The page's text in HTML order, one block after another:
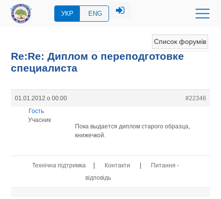
УКР ENG
Список форумів
Re:Re: Диплом о переподготовке
специалиста
01.01.2012 о 00:00
#22346
Гость
Учасник
Пока выдается диплом старого образца,
книжечкой.
Технічна підтримка | Контакти |
Питання -
відповідь